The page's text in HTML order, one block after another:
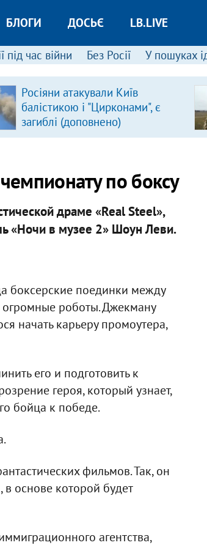
БЛОГИ ДОСЬЄ LB.LIVE
під час війни Без Росії У пошуках
Росіяни атакували Київ
балістикою і "Цирконами", є
загиблі (доповнено)
по боксу
драме «Real Steel»,
«Ночи в музее 2» Шоун Леви.
боксерские поединки между
роботы. Джекману
начать карьеру промоутера,
его и подготовить к
героя, который узнает,
бойца к победе.
фильмов. Так, он
основе которой будет
агентства,